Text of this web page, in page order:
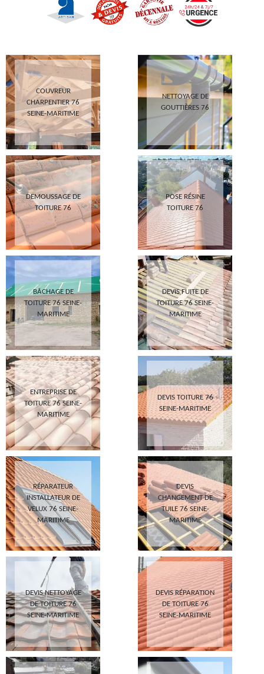
COUVREUR
CHARPENTIER 76
SEINE-MARITIME
NETTOYAGE DE
GOUTTIÈRES 76
DEMOUSSAGE DE
TOITURE 76
POSE RÉSINE
TOITURE 76
BÂCHAGE DE
TOITURE 76 SEINE-
MARITIME
DEVIS FUITE DE
TOITURE 76 SEINE-
MARITIME
ENTREPRISE DE
TOITURE 76 SEINE-
MARITIME
DEVIS TOITURE 76
SEINE-MARITIME
RÉPARATEUR
INSTALLATEUR DE
VELUX 76 SEINE-
MARITIME
DEVIS
CHANGEMENT DE
TUILE 76 SEINE-
MARITIME
DEVIS NETTOYAGE
DE TOITURE 76
SEINE-MARITIME
DEVIS RÉPARATION
DE TOITURE 76
SEINE-MARITIME